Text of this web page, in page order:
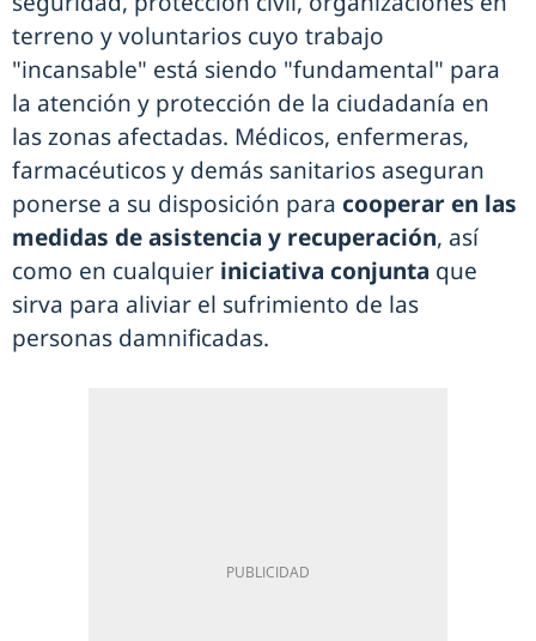
terreno y voluntarios cuyo trabajo
"incansable" está siendo "fundamental" para
la atención y protección de la ciudadanía en
las zonas afectadas. Médicos, enfermeras,
farmacéuticos y demás sanitarios aseguran
ponerse a su disposición para cooperar en las
medidas de asistencia y recuperación, así
como en cualquier iniciativa conjunta que
sirva para aliviar el sufrimiento de las
personas damnificadas.